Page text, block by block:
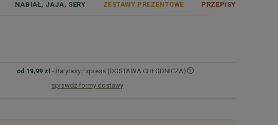
NABIAŁ, JAJA, SERY ZESTAWY PREZENTOWE PRZEPISY
od 19,99 zł - Rarytasy Express (DOSTAWA CHŁODNICZA)
sprawdź formy dostawy